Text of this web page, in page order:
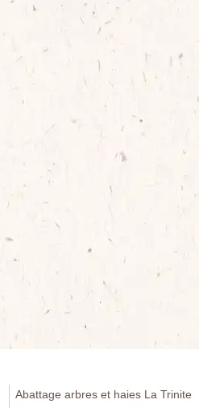
Abattage arbres et haies La Trinite